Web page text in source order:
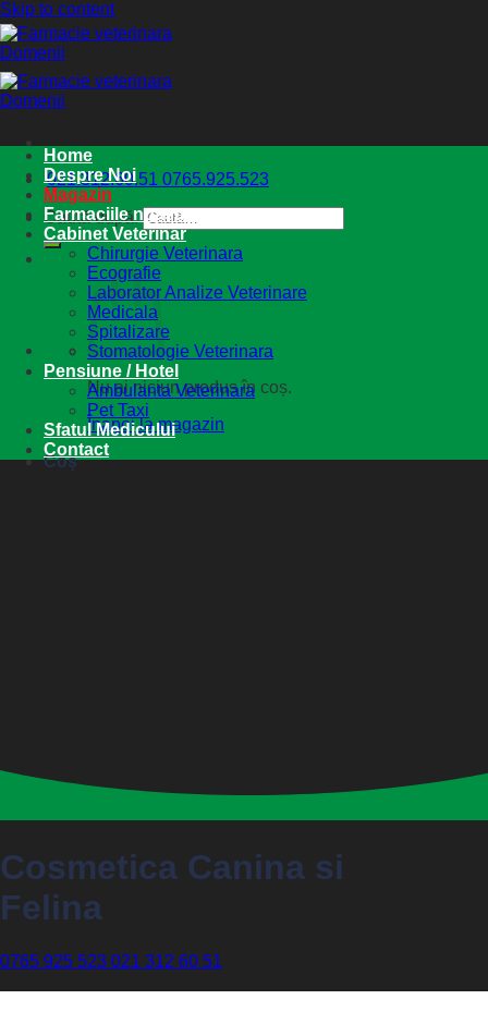
Skip to content
021.312.60.51 0765.925.523
Caută după:
Nu ai niciun produs în coș.
Înapoi la magazin
Coș
Home
Despre Noi
Magazin
Farmaciile noastre
Cabinet Veterinar
Chirurgie Veterinara
Ecografie
Laborator Analize Veterinare
Medicala
Spitalizare
Stomatologie Veterinara
Pensiune / Hotel
Ambulanta Veterinara
Pet Taxi
Sfatul Medicului
Contact
Cosmetica Canina si
Felina
0765 925 523 021 312 60 51